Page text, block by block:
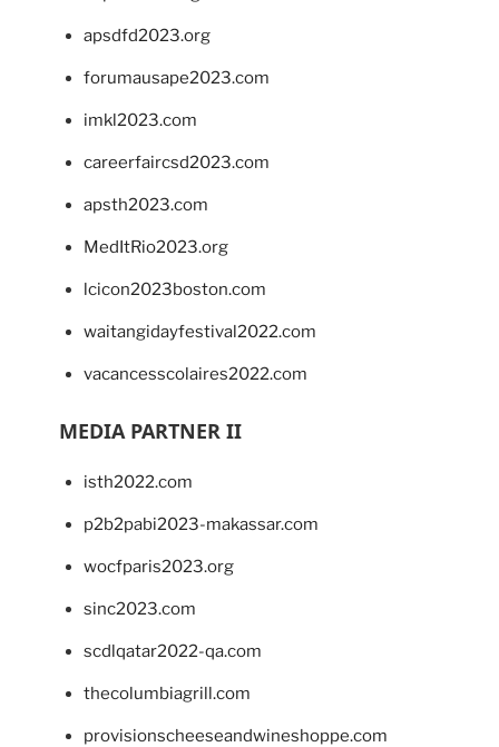
apsdfd2023.org
forumausape2023.com
imkl2023.com
careerfaircsd2023.com
apsth2023.com
MedItRio2023.org
lcicon2023boston.com
waitangidayfestival2022.com
vacancesscolaires2022.com
MEDIA PARTNER II
isth2022.com
p2b2pabi2023-makassar.com
wocfparis2023.org
sinc2023.com
scdlqatar2022-qa.com
thecolumbiagrill.com
provisionscheeseandwineshoppe.com